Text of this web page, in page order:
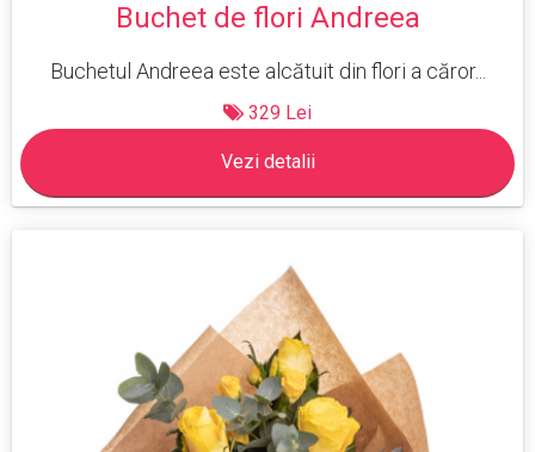
Buchet de flori Andreea
Buchetul Andreea este alcătuit din flori a căror...
329 Lei
Vezi detalii